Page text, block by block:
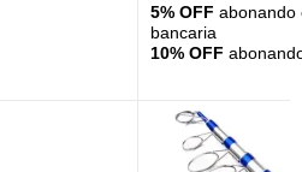
5% OFF abonando
bancaria
10% OFF